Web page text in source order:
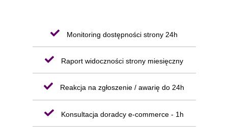
Monitoring dostępności strony 24h
Raport widoczności strony miesięczny
Reakcja na zgłoszenie / awarię do 24h
Konsultacja doradcy e-commerce - 1h